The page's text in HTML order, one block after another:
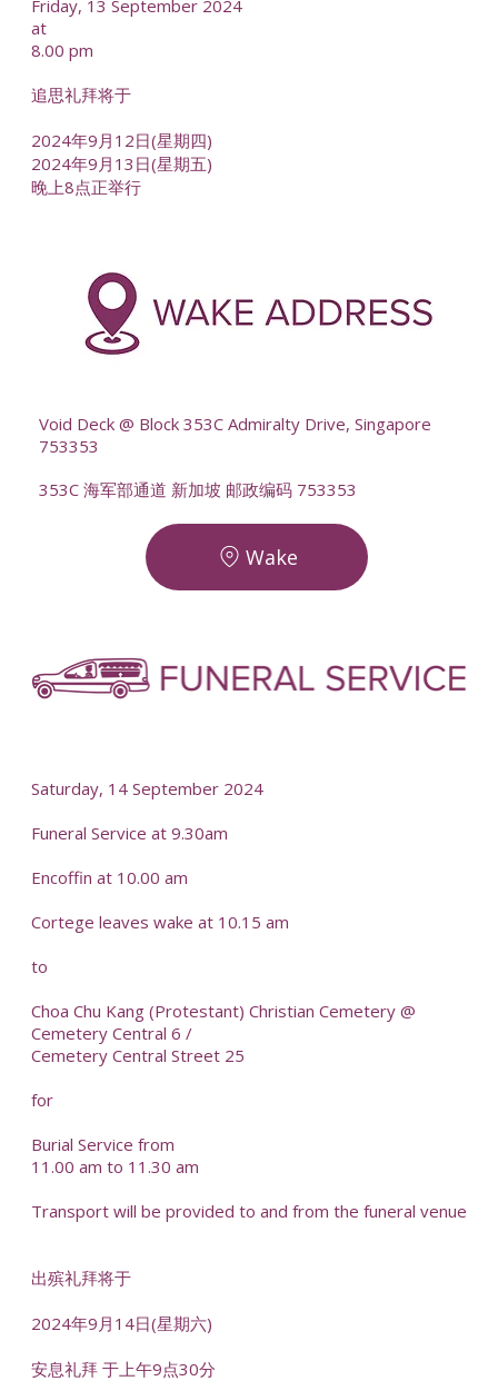
Friday, 13 September 2024
at
8.00 pm
追思礼拜将于
2024年9月12日(星期四)
2024年9月13日(星期五)
晚上8点正举行
Void Deck @ Block 353C Admiralty Drive, Singapore
753353
353C 海军部通道 新加坡 邮政编码 753353
Wake
Saturday, 14 September 2024
Funeral Service at 9.30am
Encoffin at 10.00 am
Cortege leaves wake at 10.15 am
to
Choa Chu Kang (Protestant) Christian Cemetery @
Cemetery Central 6 /
Cemetery Central Street 25
for
Burial Service from
11.00 am to 11.30 am
Transport will be provided to and from the funeral venue
出殡礼拜将于
2024年9月14日(星期六)
安息礼拜 于上午9点30分